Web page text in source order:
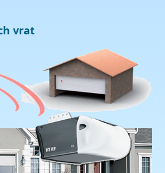
vrat